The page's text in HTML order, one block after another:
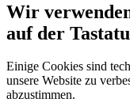
Wir
auf der
Einige Cookies sind
unsere Website zu
abzustimmen.